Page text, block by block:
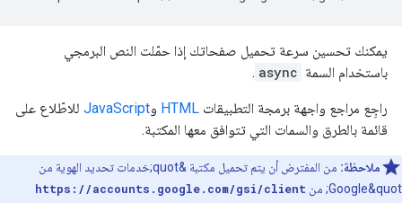
يمكنك تحسين سرعة تحميل صفحاتك إذا حمّلت النص البرمجي
باستخدام السمة async
.
راجِع مراجع واجهة برمجة التطبيقات HTML وJavaScript للاطّلاع على
قائمة بالطرق والسمات التي تتوافق معها المكتبة.
ملاحظة:
من المفترض أن يتم تحميل مكتبة &quot;خدمات تحديد الهوية من
Google&quot; من
https://accounts.google.com/gsi/client